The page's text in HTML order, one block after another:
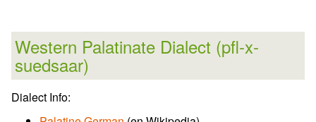
Western Palatinate Dialect (pfl-x-
suedsaar)
Dialect Info: